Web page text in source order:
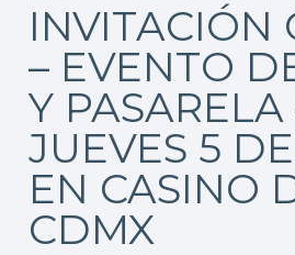
INVITACIÓN
– EVENTO
Y PASARELA
JUEVES 5
EN CASINO
CDMX